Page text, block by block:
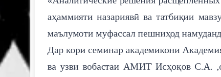
аҳаммияти назариявӣ ва татбиқии
маълумоти муфассал пешниҳод
Дар кори семинар академикони
ва узви вобастаи АМИТ Исҳоқов С.А.